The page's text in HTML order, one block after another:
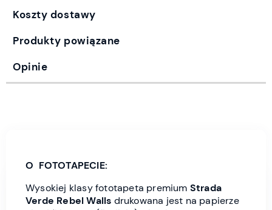
Koszty dostawy
Produkty powiązane
Opinie
O FOTOTAPECIE:
Wysokiej klasy fototapeta premium Strada
Verde Rebel Walls drukowana jest na papierze